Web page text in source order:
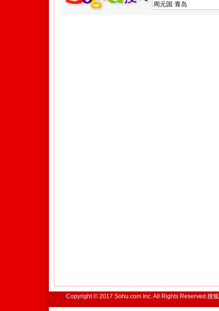
Copyright © 2017 Sohu.com Inc. All Rights Reserved.搜